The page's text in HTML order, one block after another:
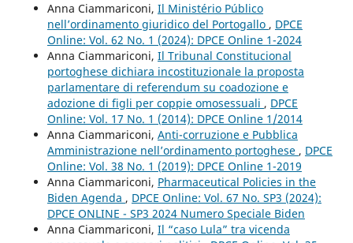
Anna Ciammariconi, Il Ministério Público
nell’ordinamento giuridico del Portogallo , DPCE
Online: Vol. 62 No. 1 (2024): DPCE Online 1-2024
Anna Ciammariconi, Il Tribunal Constitucional
portoghese dichiara incostituzionale la proposta
parlamentare di referendum su coadozione e
adozione di figli per coppie omosessuali , DPCE
Online: Vol. 17 No. 1 (2014): DPCE Online 1/2014
Anna Ciammariconi, Anti-corruzione e Pubblica
Amministrazione nell’ordinamento portoghese , DPCE
Online: Vol. 38 No. 1 (2019): DPCE Online 1-2019
Anna Ciammariconi, Pharmaceutical Policies in the
Biden Agenda , DPCE Online: Vol. 67 No. SP3 (2024):
DPCE ONLINE - SP3 2024 Numero Speciale Biden
Anna Ciammariconi, Il “caso Lula” tra vicenda